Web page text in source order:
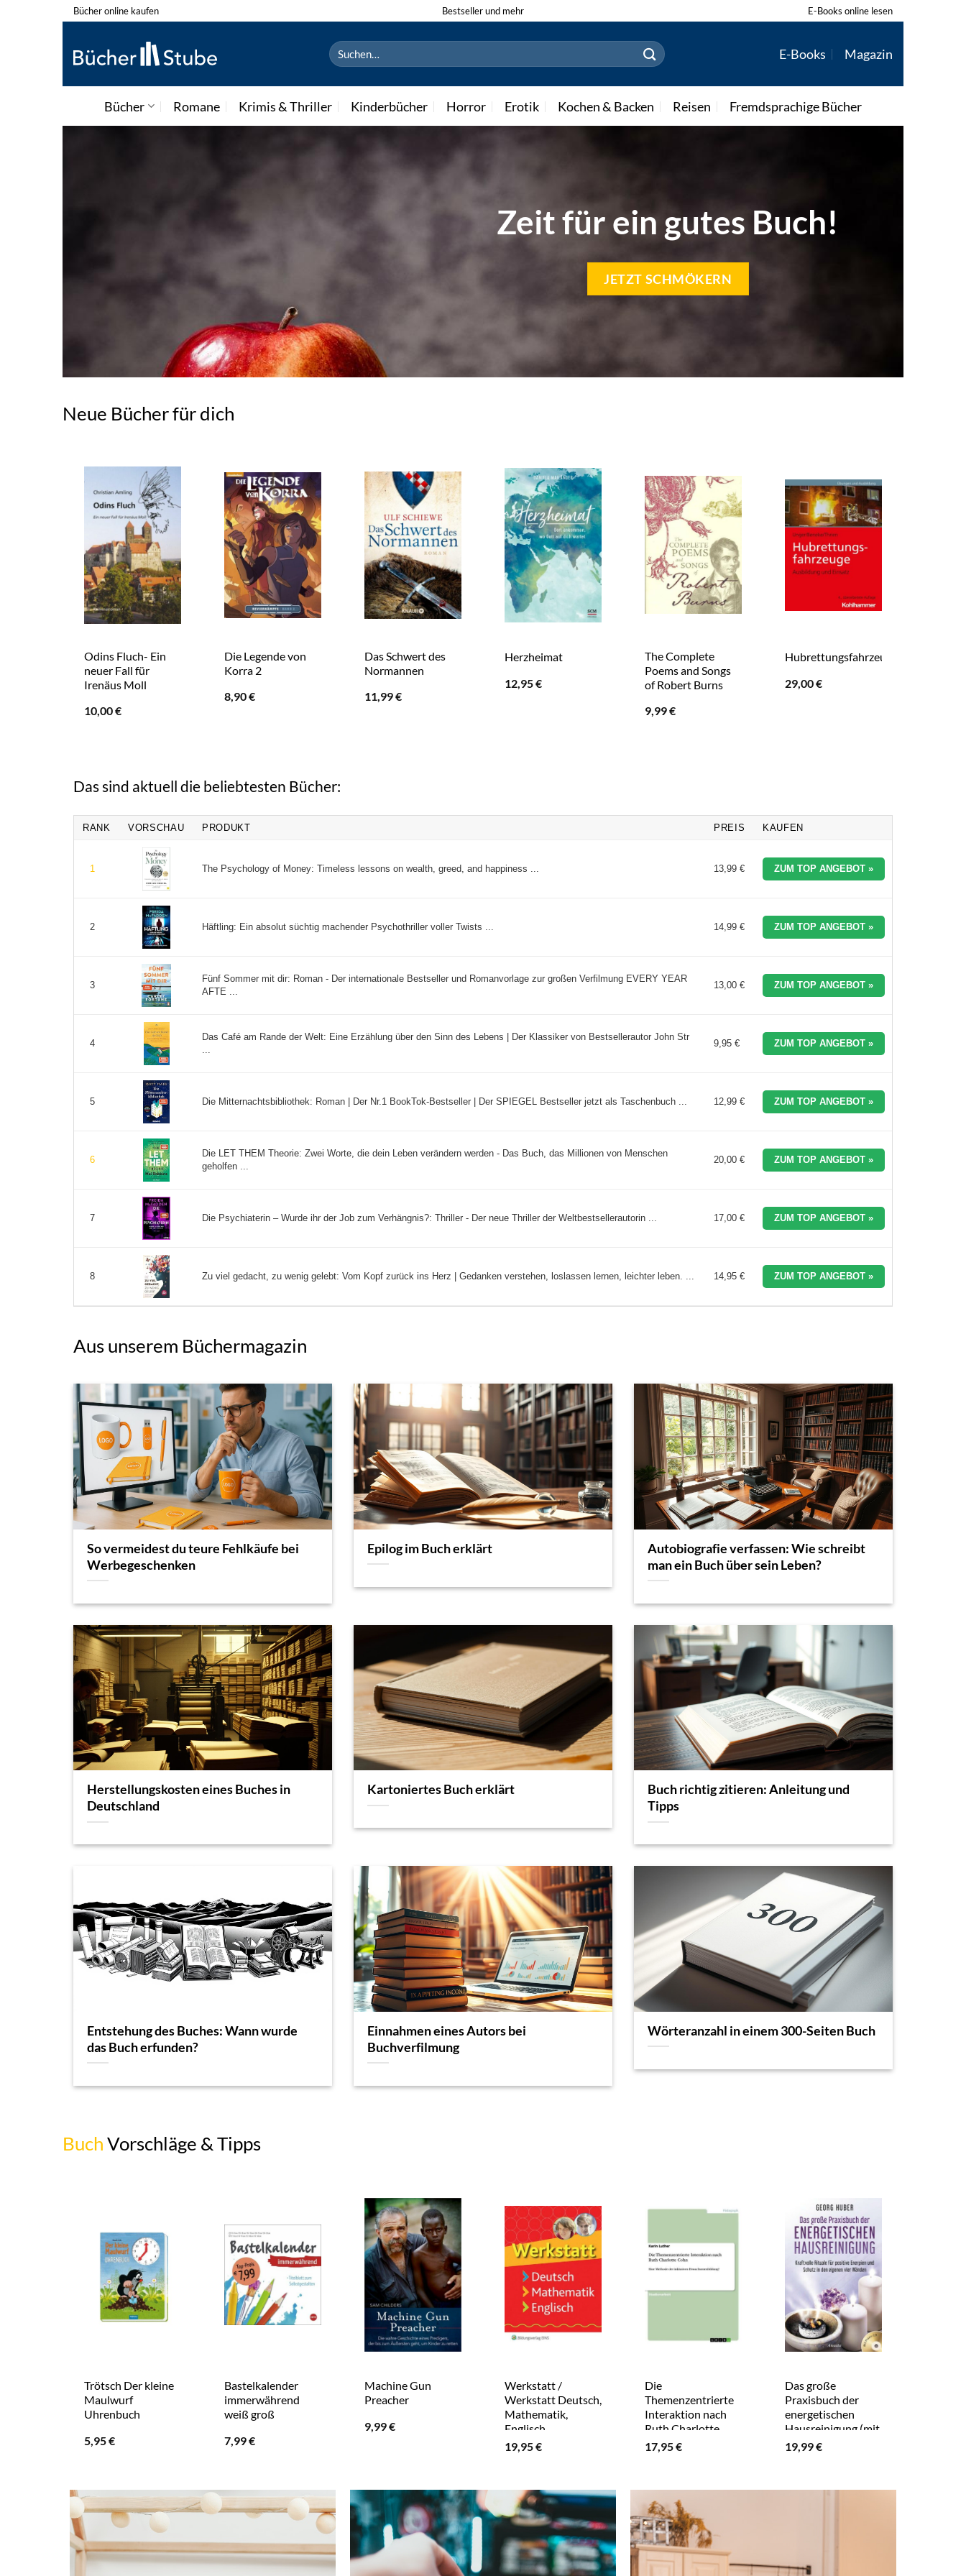
Zum
springen
Bücher online kaufen Bestseller und mehr E-Books online lesen
Suchen
nach:
E-Books Magazin
Bücher Romane Krimis & Thriller Kinderbücher Horror Erotik Kochen & Backen Reisen Fremdsprachige Bücher
Zeit für ein gutes Buch!
JETZT SCHMÖKERN
Neue Bücher für dich
Odins Fluch- Ein
neuer Fall für
Irenäus Moll
10,00€
Die Legende von
Korra 2
8,90€
Das Schwert des
Normannen
11,99€
Herzheimat
12,95€
The Complete
Poems and Songs
of Robert Burns
9,99€
Hubrettungsfahrzeuge
29,00€
Das sind aktuell die beliebtesten Bücher:
RANK VORSCHAU PRODUKT PREIS KAUFEN
1 The Psychology of Money: Timeless lessons on wealth, greed, and happiness ... 13,99 € ZUM TOP ANGEBOT »
2 Häftling: Ein absolut süchtig machender Psychothriller voller Twists ... 14,99 € ZUM TOP ANGEBOT »
3
Fünf Sommer mit dir: Roman - Der internationale Bestseller und Romanvorlage zur großen Verfilmung EVERY YEAR
AFTE ...
13,00 € ZUM TOP ANGEBOT »
4
Das Café am Rande der Welt: Eine Erzählung über den Sinn des Lebens | Der Klassiker von Bestsellerautor John Str
9,95 € ZUM TOP ANGEBOT »
5 Die Mitternachtsbibliothek: Roman | Der Nr.1 BookTok-Bestseller | Der SPIEGEL Bestseller jetzt als Taschenbuch ... 12,99 € ZUM TOP ANGEBOT »
6
Die LET THEM Theorie: Zwei Worte, die dein Leben verändern werden - Das Buch, das Millionen von Menschen
geholfen ...
20,00 € ZUM TOP ANGEBOT »
7 Die Psychiaterin – Wurde ihr der Job zum Verhängnis?: Thriller - Der neue Thriller der Weltbestsellerautorin ... 17,00 € ZUM TOP ANGEBOT »
8 Zu viel gedacht, zu wenig gelebt: Vom Kopf zurück ins Herz | Gedanken verstehen, loslassen lernen, leichter leben. ... 14,95 € ZUM TOP ANGEBOT »
Aus unserem Büchermagazin
So vermeidest du teure Fehlkäufe bei
Werbegeschenken
Epilog im Buch erklärt
Autobiografie verfassen: Wie schreibt
man ein Buch über sein Leben?
Herstellungskosten eines Buches in
Deutschland
Kartoniertes Buch erklärt
Buch richtig zitieren: Anleitung und
Tipps
Entstehung des Buches: Wann wurde
das Buch erfunden?
Einnahmen eines Autors bei
Buchverfilmung
Wörteranzahl in einem 300-Seiten Buch
Buch Vorschläge & Tipps
Trötsch Der kleine
Maulwurf
Uhrenbuch
5,95€
Bastelkalender
immerwährend
weiß groß
7,99€
Machine Gun
Preacher
9,99€
Werkstatt /
Werkstatt Deutsch,
Mathematik,
Englisch
19,95€
Die
Themenzentrierte
Interaktion nach
Ruth Charlotte
Cohn
17,95€
Das große
Praxisbuch der
energetischen
Hausreinigung (mit
Praxis-CD)
19,99€